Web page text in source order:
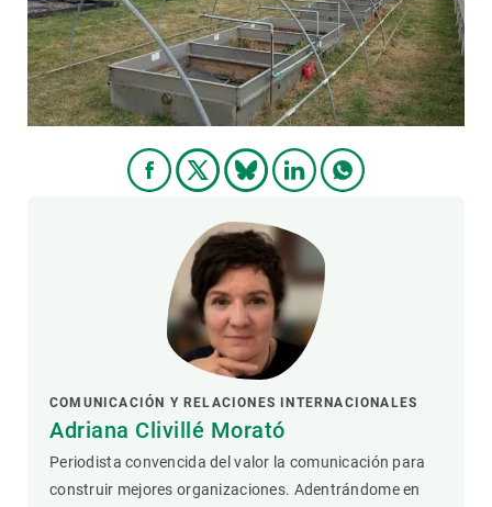
COMUNICACIÓN Y RELACIONES INTERNACIONALES
Adriana Clivillé Morató
Periodista convencida del valor la comunicación para
construir mejores organizaciones. Adentrándome en